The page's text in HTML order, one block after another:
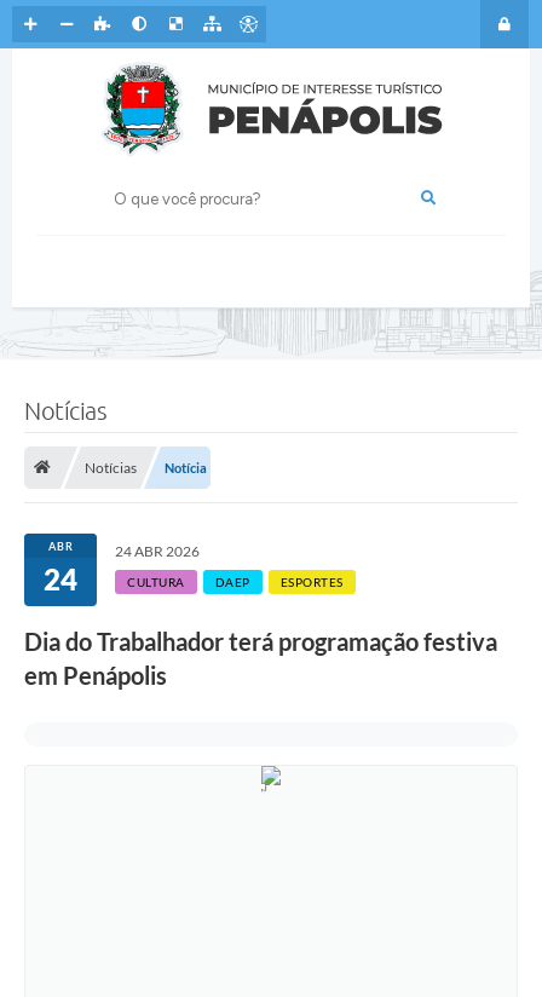
Notícias
Notícias Notícia
ABR
24
24 ABR 2026
CULTURA DAEP ESPORTES
Dia do Trabalhador terá programação festiva
em Penápolis